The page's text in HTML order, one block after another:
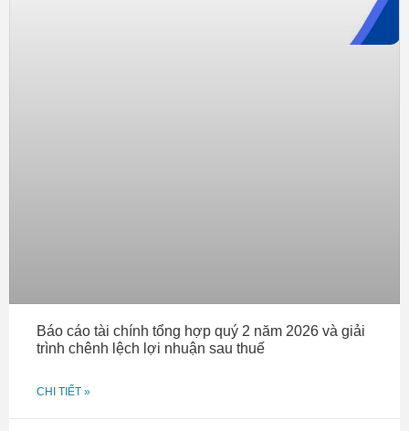
Báo cáo tài chính tổng hợp quý 2 năm 2026 và giải
trình chênh lệch lợi nhuận sau thuế
CHI TIẾT »